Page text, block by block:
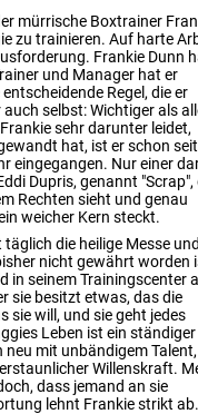
mürrische Boxtrainer
zu trainieren. Auf harte
Frankie Dunn
und Manager hat er
Regel, die er
selbst: Wichtiger als
sehr darunter leidet,
hat, ist er schon seit
eingegangen. Nur einer
Dupris, genannt "Scrap",
Rechten sieht und genau
weicher Kern steckt.
die heilige Messe und
nicht gewährt worden
in seinem Trainingscenter
sie besitzt etwas, das die
sie will, und sie geht jedes
Leben ist ein ständiger
mit unbändigem Talent,
Willenskraft.
dass jemand an sie
lehnt Frankie strikt ab.